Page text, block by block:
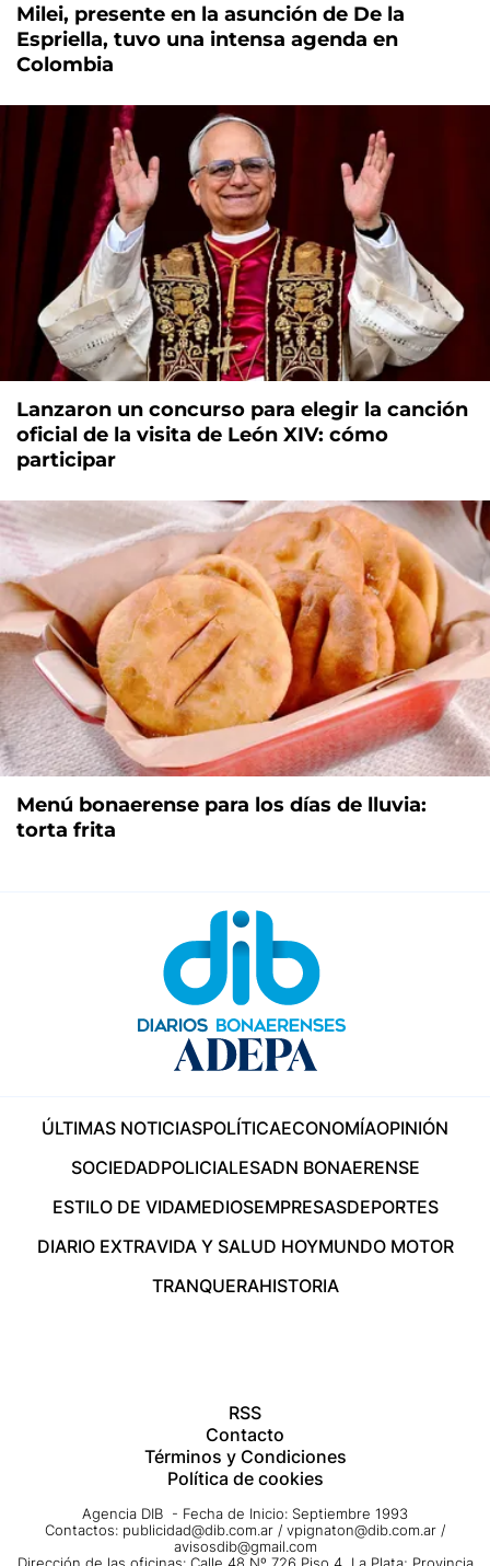
Milei, presente en la asunción de De la
Espriella, tuvo una intensa agenda en
Colombia
Lanzaron un concurso para elegir la canción
oficial de la visita de León XIV: cómo
participar
Menú bonaerense para los días de lluvia:
torta frita
ÚLTIMAS NOTICIASPOLÍTICAECONOMÍAOPINIÓN
SOCIEDADPOLICIALESADN BONAERENSE
ESTILO DE VIDAMEDIOSEMPRESASDEPORTES
DIARIO EXTRAVIDA Y SALUD HOYMUNDO MOTOR
TRANQUERAHISTORIA
RSS
Contacto
Términos y Condiciones
Política de cookies
Agencia DIB - Fecha de Inicio: Septiembre 1993
Contactos: publicidad@dib.com.ar / vpignaton@dib.com.ar /
avisosdib@gmail.com